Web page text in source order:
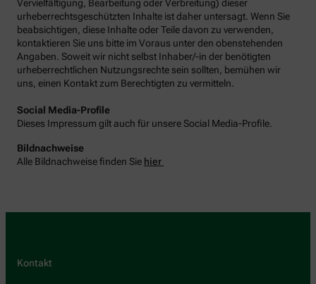
Vervielfältigung, Bearbeitung oder Verbreitung) dieser
urheberrechtsgeschützten Inhalte ist daher untersagt. Wenn Sie
beabsichtigen, diese Inhalte oder Teile davon zu verwenden,
kontaktieren Sie uns bitte im Voraus unter den obenstehenden
Angaben. Soweit wir nicht selbst Inhaber/-in der benötigten
urheberrechtlichen Nutzungsrechte sein sollten, bemühen wir
uns, einen Kontakt zum Berechtigten zu vermitteln.
Social Media-Profile
Dieses Impressum gilt auch für unsere Social Media-Profile.
Bildnachweise
Alle Bildnachweise finden Sie hier
Kontakt